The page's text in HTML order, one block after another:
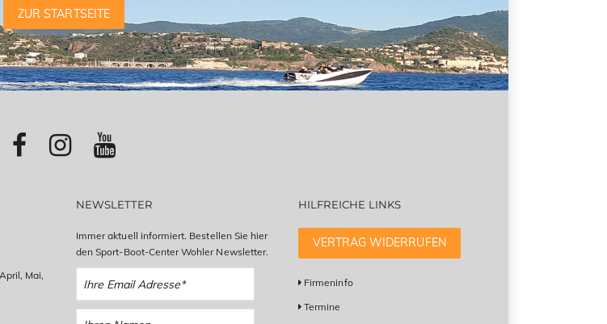
ZUR STARTSEITE
Mai,
NEWSLETTER
Immer aktuell informiert. Bestellen Sie hier
den Sport-Boot-Center Wohler Newsletter.
HILFREICHE LINKS
VERTRAG WIDERRUFEN
Firmeninfo
Termine